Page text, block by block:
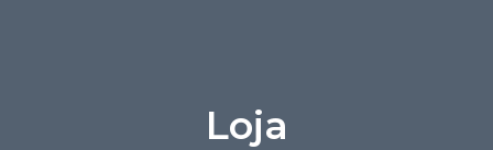
Loja